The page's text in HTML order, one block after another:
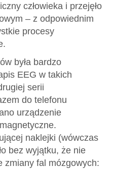
człowieka i przejęło
– z odpowiednim
procesy
była bardzo
EEG w takich
serii
do telefonu
urządzenie
naklejki (wówczas
bez wyjątku, że nie
zmiany fal mózgowych: